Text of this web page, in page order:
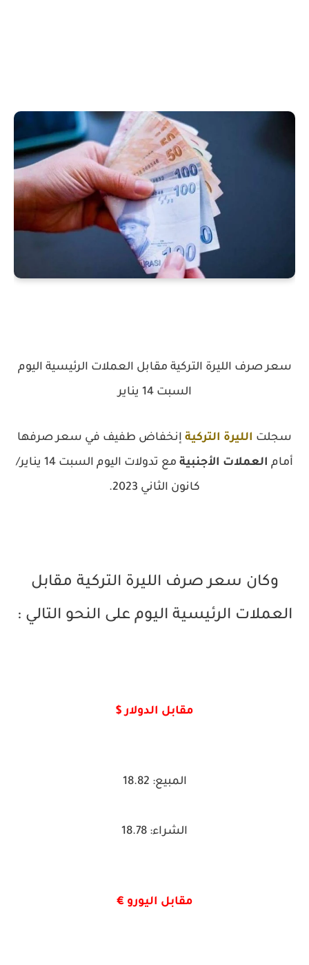
سعر صرف الليرة التركية مقابل العملات الرئيسية اليوم
السبت 14 يناير
سجلت الليرة التركية إنخفاض طفيف في سعر صرفها
أمام العملات الأجنبية
مع تدولات اليوم السبت 14 يناير/
كانون الثاني 2023.
وكان سعر صرف الليرة التركية مقابل
العملات الرئيسية اليوم على النحو التالي :
مقابل الدولار $
المبيع: 18.82
الشراء: 18.78
مقابل اليورو €